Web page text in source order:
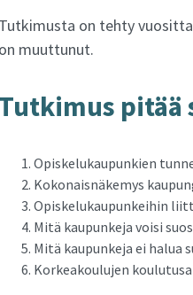
Tutkimusta on tehty
on muuttunut.
Tut­ki­mus pitää
Opiskelukaupunkien
Kokonaisnäkemys
Opiskelukaupunkeihin
Mitä kaupunkeja voisi
Mitä kaupunkeja ei halua
Korkeakoulujen